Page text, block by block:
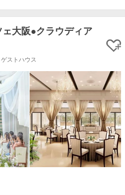
大阪●クラウディア
ストハウス